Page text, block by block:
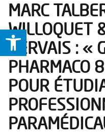
MARC
WILLOQUET
GERVAIS : «
PHARMACO
POUR
Ouvrir la barre d’outils